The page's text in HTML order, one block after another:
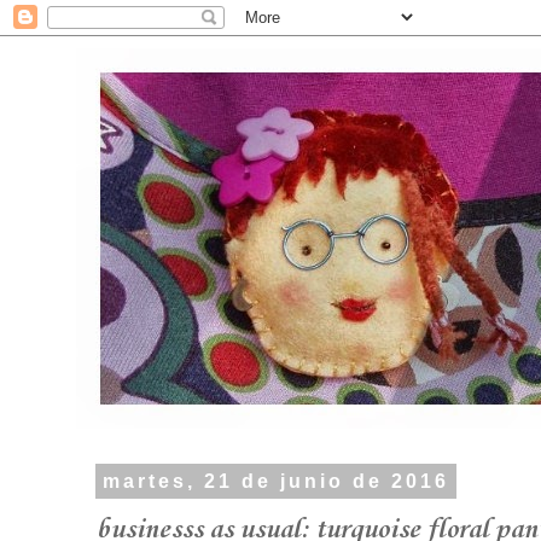
martes, 21 de junio de 2016
businesss as usual: turquoise floral